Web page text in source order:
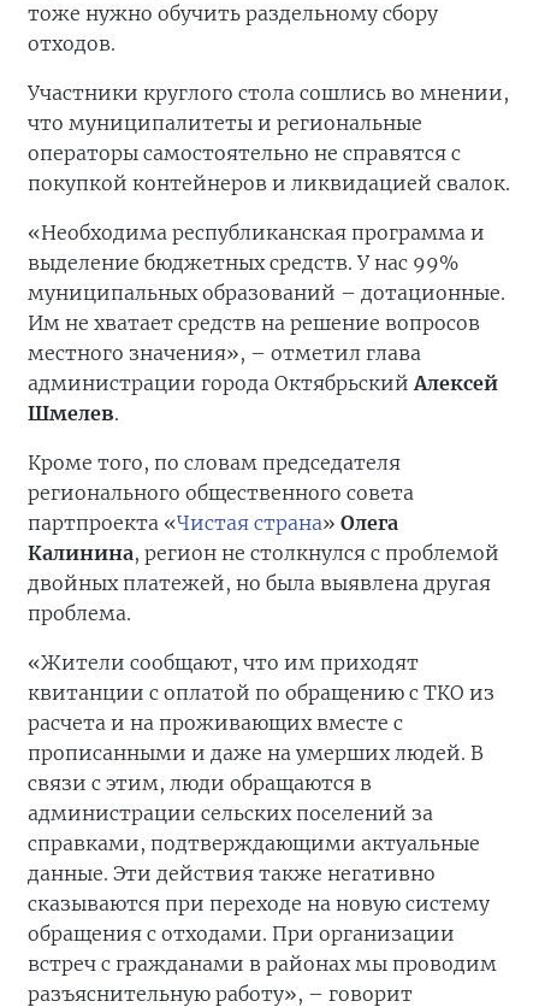
тоже нужно обучить раздельному сбору
отходов.
Участники круглого стола сошлись во мнении,
что муниципалитеты и региональные
операторы самостоятельно не справятся с
покупкой контейнеров и ликвидацией свалок.
«Необходима республиканская программа и
выделение бюджетных средств. У нас 99%
муниципальных образований – дотационные.
Им не хватает средств на решение вопросов
местного значения», – отметил глава
администрации города ОктябрьскийАлексей
Шмелев.
Кроме того, по словам председателя
регионального общественного совета
партпроекта «Чистая страна» Олега
Калинина, регион не столкнулся с проблемой
двойных платежей, но была выявлена другая
проблема.
«Жители сообщают, что им приходят
квитанции с оплатой по обращению с ТКО из
расчета и на проживающих вместе с
прописанными и даже на умерших людей. В
связи с этим, люди обращаются в
администрации сельских поселений за
справками, подтверждающими актуальные
данные. Эти действия также негативно
сказываются при переходе на новую систему
обращения с отходами. При организации
встреч с гражданами в районах мы проводим
разъяснительную работу», – говорит